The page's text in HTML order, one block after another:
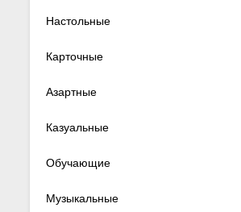
Настольные
Карточные
Азартные
Казуальные
Обучающие
Музыкальные